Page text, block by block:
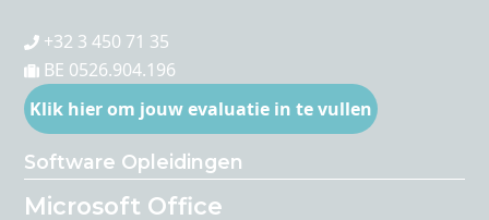
+32 3 450 71 35
BE 0526.904.196
Klik hier om jouw evaluatie in te vullen
Software Opleidingen
Microsoft Office